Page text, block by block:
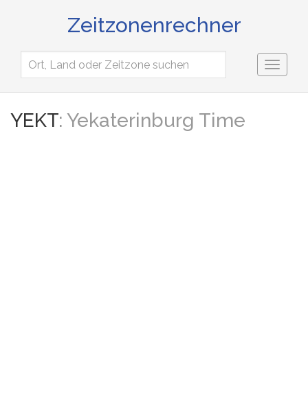
Zeitzonenrechner
Toggle
YEKT: Yekaterinburg Time